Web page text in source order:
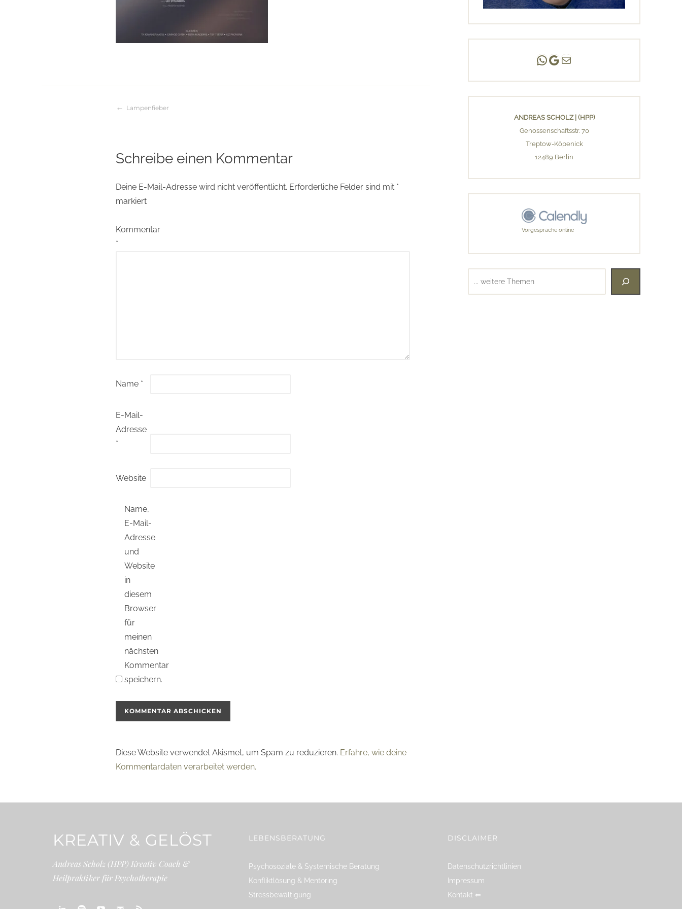
Beitragsnavigation
Lampenfieber
Schreibe einen Kommentar
Deine E-Mail-Adresse wird nicht veröffentlicht. Erforderliche Felder sind mit *
markiert
Kommentar
*
Name *
E-Mail-
Adresse
*
Website
Name,
E-Mail-
Adresse
und
Website
in
diesem
Browser
für
meinen
nächsten
Kommentar
speichern.
Diese Website verwendet Akismet, um Spam zu reduzieren. Erfahre, wie deine
Kommentardaten verarbeitet werden.
Andreas Scholz | (HPP)
Praxis Adlershof
E-Mail an mich ...
ANDREAS SCHOLZ | (HPP)
Genossenschaftsstr. 70
Treptow-Köpenick
12489 Berlin
Vorgespräche online
KREATIV & GELÖST
Andreas Scholz (HPP) Kreativ Coach &
Heilpraktiker für Psychotherapie
LEBENSBERATUNG
Psychosoziale & Systemische Beratung
Konfliktlösung & Mentoring
Stressbewältigung
DISCLAIMER
Datenschutzrichtlinien
Impressum
Kontakt ⇐